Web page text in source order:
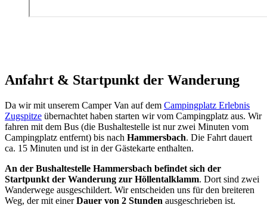
Anfahrt & Startpunkt der Wanderung
Da wir mit unserem Camper Van auf dem Campingplatz Erlebnis
Zugspitze übernachtet haben starten wir vom Campingplatz aus. Wir
fahren mit dem Bus (die Bushaltestelle ist nur zwei Minuten vom
Campingplatz entfernt) bis nach Hammersbach. Die Fahrt dauert
ca. 15 Minuten und ist in der Gästekarte enthalten.
An der Bushaltestelle Hammersbach befindet sich der
Startpunkt der Wanderung zur Höllentalklamm. Dort sind zwei
Wanderwege ausgeschildert. Wir entscheiden uns für den breiteren
Weg, der mit einerDauer von 2 Stunden ausgeschrieben ist.